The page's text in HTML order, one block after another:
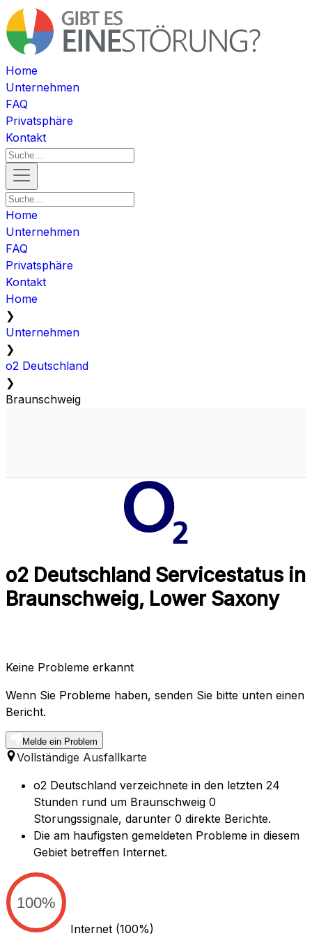
Home
Unternehmen
FAQ
Privatsphäre
Kontakt
Home
Unternehmen
FAQ
Privatsphäre
Kontakt
Home
❯
Unternehmen
❯
o2 Deutschland
❯
Braunschweig
o2 Deutschland Servicestatus in
Braunschweig, Lower Saxony
Keine Probleme erkannt
Wenn Sie Probleme haben, senden Sie bitte unten einen
Bericht.
Melde ein Problem
Vollständige Ausfallkarte
o2 Deutschland verzeichnete in den letzten 24
Stunden rund um Braunschweig 0
Storungssignale, darunter 0 direkte Berichte.
Die am haufigsten gemeldeten Probleme in diesem
Gebiet betreffen Internet.
100%
Internet (100%)